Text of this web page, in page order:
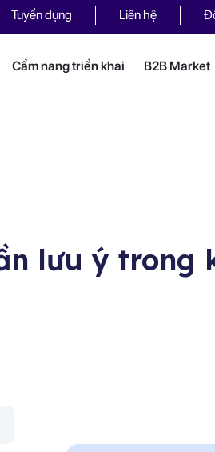
Tuyển dụng Liên hệ
Cẩm nang triển khai B2B Market
lưu ý trong